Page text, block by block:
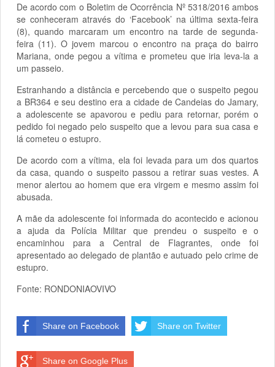
De acordo com o Boletim de Ocorrência Nº 5318/2016 ambos
se conheceram através do ‘Facebook’ na última sexta-feira
(8), quando marcaram um encontro na tarde de segunda-
feira (11). O jovem marcou o encontro na praça do bairro
Mariana, onde pegou a vítima e prometeu que iria leva-la a
um passeio.
Estranhando a distância e percebendo que o suspeito pegou
a BR364 e seu destino era a cidade de Candeias do Jamary,
a adolescente se apavorou e pediu para retornar, porém o
pedido foi negado pelo suspeito que a levou para sua casa e
lá cometeu o estupro.
De acordo com a vítima, ela foi levada para um dos quartos
da casa, quando o suspeito passou a retirar suas vestes. A
menor alertou ao homem que era virgem e mesmo assim foi
abusada.
A mãe da adolescente foi informada do acontecido e acionou
a ajuda da Polícia Militar que prendeu o suspeito e o
encaminhou para a Central de Flagrantes, onde foi
apresentado ao delegado de plantão e autuado pelo crime de
estupro.
Fonte: RONDONIAOVIVO
Share on Facebook Share on Twitter
Share on Google Plus